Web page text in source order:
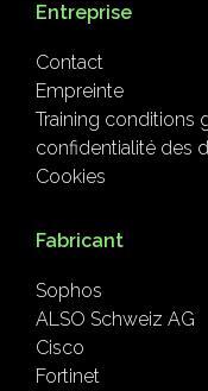
Entreprise
Contact
Empreinte
Training conditions
confidentialité des
Cookies
Fabricant
Sophos
ALSO Schweiz AG
Cisco
Fortinet